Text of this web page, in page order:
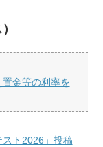
金等の利率を
ト2026」投稿